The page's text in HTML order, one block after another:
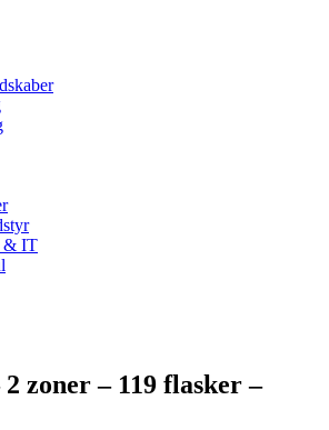
& IT
zoner – 119 flasker –